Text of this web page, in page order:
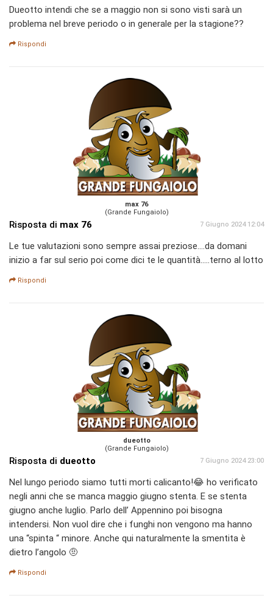
Dueotto intendi che se a maggio non si sono visti sarà un
problema nel breve periodo o in generale per la stagione??
Rispondi
max 76
(Grande Fungaiolo)
Risposta di max 76 7 Giugno 2024 12:04
Le tue valutazioni sono sempre assai preziose....da domani
inizio a far sul serio poi come dici te le quantità.....terno al lotto
Rispondi
dueotto
(Grande Fungaiolo)
Risposta di dueotto 7 Giugno 2024 23:00
Nel lungo periodo siamo tutti morti calicanto!😂 ho verificato
negli anni che se manca maggio giugno stenta. E se stenta
giugno anche luglio. Parlo dell’ Appennino poi bisogna
intendersi. Non vuol dire che i funghi non vengono ma hanno
una “spinta “ minore. Anche qui naturalmente la smentita è
dietro l’angolo 🤨
Rispondi